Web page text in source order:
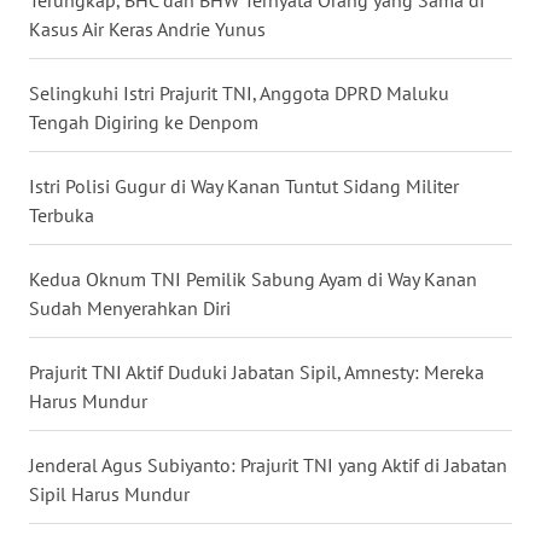
Kasus Air Keras Andrie Yunus
Selingkuhi Istri Prajurit TNI, Anggota DPRD Maluku
Tengah Digiring ke Denpom
Istri Polisi Gugur di Way Kanan Tuntut Sidang Militer
Terbuka
Kedua Oknum TNI Pemilik Sabung Ayam di Way Kanan
Sudah Menyerahkan Diri
Prajurit TNI Aktif Duduki Jabatan Sipil, Amnesty: Mereka
Harus Mundur
Jenderal Agus Subiyanto: Prajurit TNI yang Aktif di Jabatan
Sipil Harus Mundur
WN
BABEL
WN
SUMBAR
WN
SUMSEL
WN
WN
JATENG